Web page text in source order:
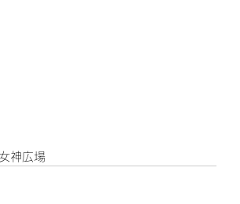
神広場